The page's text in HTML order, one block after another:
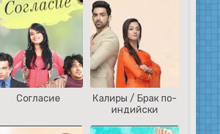
Согласие
Калиры / Брак по-
индийски